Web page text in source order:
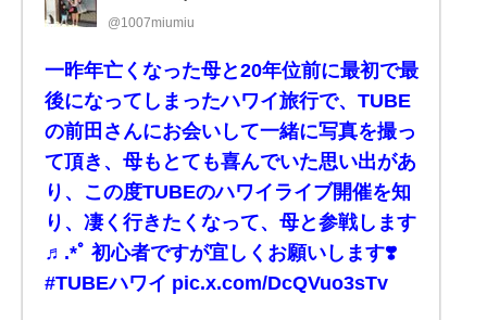
@1007miumiu
一昨年亡くなった母と20年位前に最初で最
後になってしまったハワイ旅行で、TUBE
の前田さんにお会いして一緒に写真を撮っ
て頂き、母もとても喜んでいた思い出があ
り、この度TUBEのハワイライブ開催を知
り、凄く行きたくなって、母と参戦します
♬.*ﾟ 初心者ですが宜しくお願いします❣️
#TUBEハワイ pic.x.com/DcQVuo3sTv